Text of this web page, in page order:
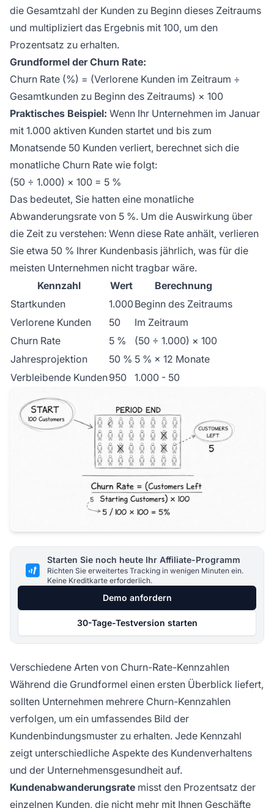
die Gesamtzahl der Kunden zu Beginn dieses Zeitraums
und multipliziert das Ergebnis mit 100, um den
Prozentsatz zu erhalten.
Grundformel der Churn Rate:
Churn Rate (%) = (Verlorene Kunden im Zeitraum ÷
Gesamtkunden zu Beginn des Zeitraums) × 100
Praktisches Beispiel: Wenn Ihr Unternehmen im Januar
mit 1.000 aktiven Kunden startet und bis zum
Monatsende 50 Kunden verliert, berechnet sich die
monatliche Churn Rate wie folgt:
(50 ÷ 1.000) × 100 = 5 %
Das bedeutet, Sie hatten eine monatliche
Abwanderungsrate von 5 %. Um die Auswirkung über
die Zeit zu verstehen: Wenn diese Rate anhält, verlieren
Sie etwa 50 % Ihrer Kundenbasis jährlich, was für die
meisten Unternehmen nicht tragbar wäre.
Kennzahl
Wert
Berechnung
Startkunden
1.000 Beginn des Zeitraums
Verlorene Kunden
50
Im Zeitraum
Churn Rate
5 %
(50 ÷ 1.000) × 100
Jahresprojektion
50 % 5 % × 12 Monate
Verbleibende Kunden950 1.000 - 50
Starten Sie noch heute Ihr Affiliate-Programm
Richten Sie erweitertes Tracking in wenigen Minuten ein.
Keine Kreditkarte erforderlich.
Demo anfordern
30-Tage-Testversion starten
Verschiedene Arten von Churn-Rate-Kennzahlen
Während die Grundformel einen ersten Überblick liefert,
sollten Unternehmen mehrere Churn-Kennzahlen
verfolgen, um ein umfassendes Bild der
Kundenbindungsmuster zu erhalten. Jede Kennzahl
zeigt unterschiedliche Aspekte des Kundenverhaltens
und der Unternehmensgesundheit auf.
Kundenabwanderungsrate misst den Prozentsatz der
einzelnen Kunden, die nicht mehr mit Ihnen Geschäfte